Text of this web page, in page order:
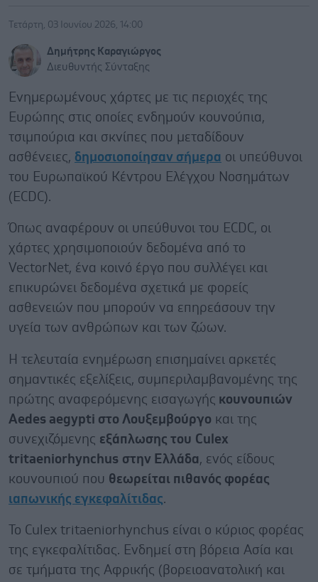
Τετάρτη, 03 Ιουνίου 2026, 14:00
Δημήτρης Καραγιώργος
Διευθυντής Σύνταξης
Ενημερωμένους χάρτες με τις περιοχές της
Ευρώπης στις οποίες ενδημούν κουνούπια,
τσιμπούρια και σκνίπες που μεταδίδουν
ασθένειες, δημοσιοποίησαν σήμερα οι υπεύθυνοι
του Ευρωπαϊκού Κέντρου Ελέγχου Νοσημάτων
(ECDC).
Όπως αναφέρουν οι υπεύθυνοι του ECDC, οι
χάρτες χρησιμοποιούν δεδομένα από το
VectorNet, ένα κοινό έργο που συλλέγει και
επικυρώνει δεδομένα σχετικά με φορείς
ασθενειών που μπορούν να επηρεάσουν την
υγεία των ανθρώπων και των ζώων.
Η τελευταία ενημέρωση επισημαίνει αρκετές
σημαντικές εξελίξεις, συμπεριλαμβανομένης της
πρώτης αναφερόμενης εισαγωγής κουνουπιών
Aedes aegypti στο Λουξεμβούργο και της
συνεχιζόμενης εξάπλωσης του Culex
tritaeniorhynchus στην Ελλάδα, ενός είδους
κουνουπιού που θεωρείται πιθανός φορέας
ιαπωνικής εγκεφαλίτιδας.
Το Culex tritaeniorhynchus είναι ο κύριος φορέας
της εγκεφαλίτιδας. Ενδημεί στη βόρεια Ασία και
σε τμήματα της Αφρικής (βορειοανατολική και